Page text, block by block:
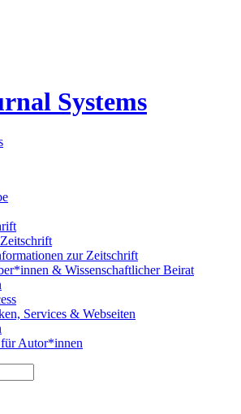
zur Zeitschrift
& Wissenschaftlicher Beirat
Services & Webseiten
Autor*innen